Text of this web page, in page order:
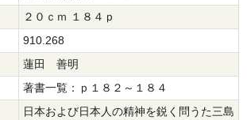
２０ｃｍ １８４ｐ
910.268
蓮田 善明
著書一覧：ｐ１８２～１８４
日本および日本人の精神を鋭く問うた三島